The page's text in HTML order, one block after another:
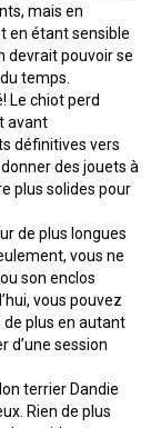
mais en
en étant sensible
devrait pouvoir se
temps.
Le chiot perd
avant
définitives vers
des jouets à
plus solides pour
de plus longues
vous ne
son enclos
vous pouvez
plus en autant
d’une session
terrier Dandie
Rien de plus